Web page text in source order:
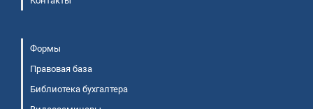
Формы
Правовая база
Библиотека бухгалтера